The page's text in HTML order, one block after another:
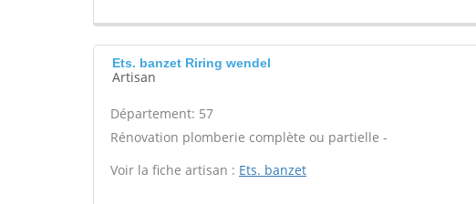
Ets. banzet Riring wendel
Artisan
Département: 57
Rénovation plomberie complète ou partielle -
Voir la fiche artisan : Ets. banzet